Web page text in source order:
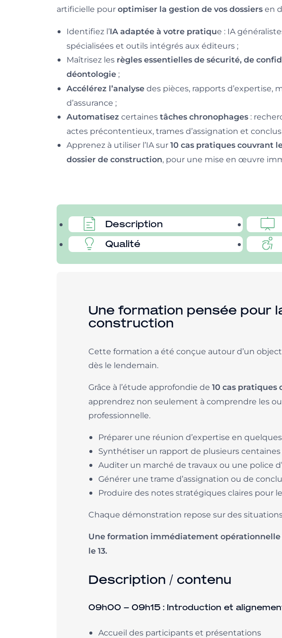
artificielle pour optimiser la gestion de vos dossiers en
Identifiez l’IA adaptée à votre pratique : IA
spécialisées et outils intégrés aux éditeurs ;
Maîtrisez les règles essentielles de sécurité, de
déontologie ;
Accélérez l’analyse des pièces, rapports d’expertise,
d’assurance ;
Automatisez certaines tâches chronophages :
actes précontentieux, trames d’assignation et
Apprenez à utiliser l’IA sur 10 cas pratiques couvrant
dossier de construction, pour une mise en œuvre
Description
Qualité
Une formation pensée pour
construction
Cette formation a été conçue autour d’un
dès le lendemain.
Grâce à l’étude approfondie de 10 cas pratiques
apprendrez non seulement à comprendre les
professionnelle.
Préparer une réunion d’expertise en
Synthétiser un rapport de plusieurs
Auditer un marché de travaux ou une police
Générer une trame d’assignation ou de
Produire des notes stratégiques claires pour
Chaque démonstration repose sur des
Une formation immédiatement opérationnelle
le 13.
Description / contenu
09h00 – 09h15 : Introduction et
Accueil des participants et présentations